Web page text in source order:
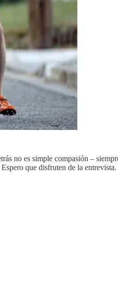
no es simple compasión –
que disfruten de la